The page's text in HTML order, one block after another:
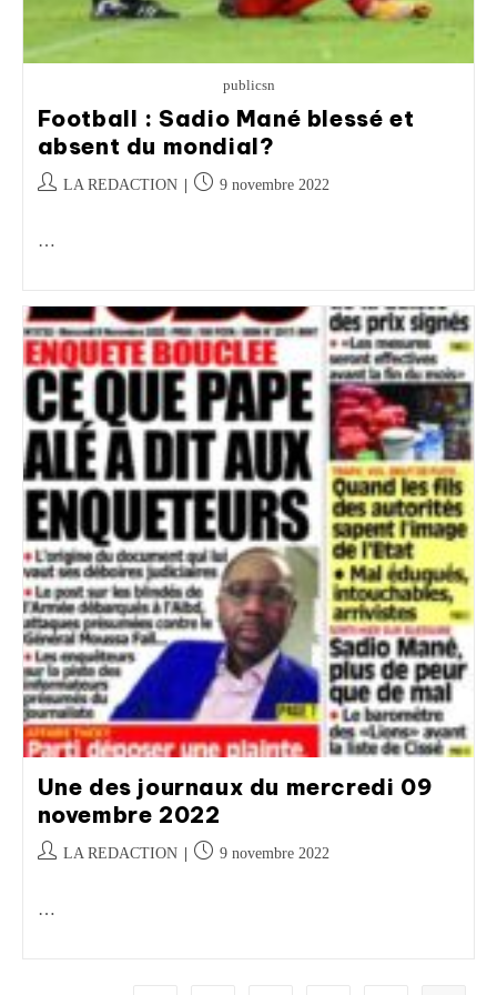
publicsn
Football : Sadio Mané blessé et
absent du mondial?
LA REDACTION 9 novembre 2022
…
Une des journaux du mercredi 09
novembre 2022
LA REDACTION 9 novembre 2022
…